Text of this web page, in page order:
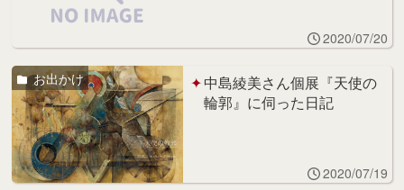
2020/07/20
中島綾美さん個展『天使の
輪郭』に伺った日記
お出かけ
2020/07/19